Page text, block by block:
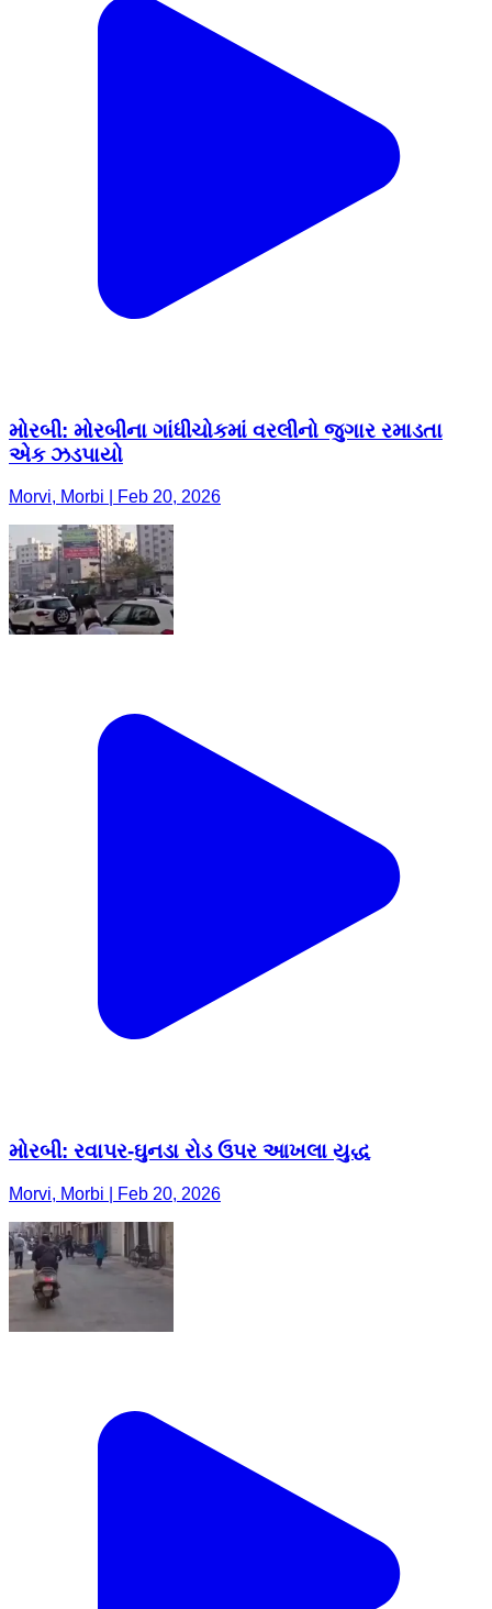
મોરબી: મોરબીના ગાંધીચોકમાં વરલીનો જુગાર રમાડતા
એક ઝડપાયો
Morvi, Morbi | Feb 20, 2026
મોરબી: રવાપર-ઘુનડા રોડ ઉપર આખલા યુદ્ધ
Morvi, Morbi | Feb 20, 2026